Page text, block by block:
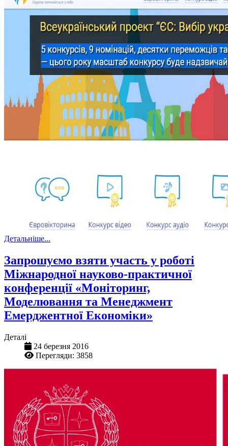
Детальніше...
Запрошуємо взяти участь у роботі
Міжнародної науково-практичної
конференції «Моніторинг,
Моделювання та Менеджмент
Емерджентної Економіки»
Деталі
24 березня 2016
Перегляди: 3858